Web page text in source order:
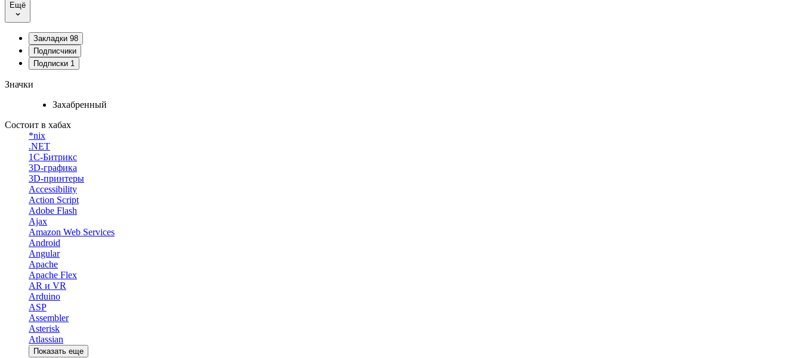
Ещё
Закладки 98
Подписчики
Подписки 1
Значки
Захабренный
Состоит в хабах
*nix
.NET
1С-Битрикс
3D-графика
3D-принтеры
Accessibility
Action Script
Adobe Flash
Ajax
Amazon Web Services
Android
Angular
Apache
Apache Flex
AR и VR
Arduino
ASP
Assembler
Asterisk
Atlassian
Показать еще